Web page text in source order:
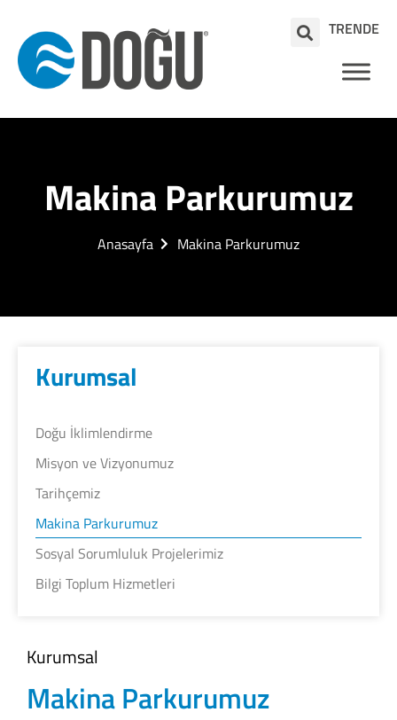
TRENDE
Makina Parkurumuz
Anasayfa Makina Parkurumuz
Kurumsal
Doğu İklimlendirme
Misyon ve Vizyonumuz
Tarihçemiz
Makina Parkurumuz
Sosyal Sorumluluk Projelerimiz
Bilgi Toplum Hizmetleri
Kurumsal
Makina Parkurumuz